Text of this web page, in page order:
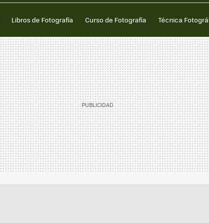
Libros de Fotografía Curso de Fotografía Técnica